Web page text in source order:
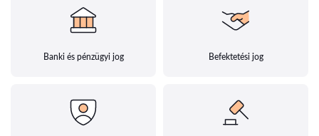
Banki és pénzügyi jog Befektetési jog